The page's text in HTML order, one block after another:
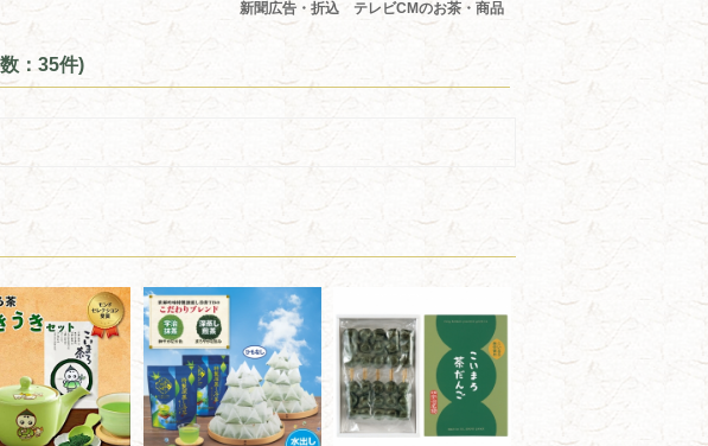
新聞広告・折込 テレビCMのお茶・商品
：35件)